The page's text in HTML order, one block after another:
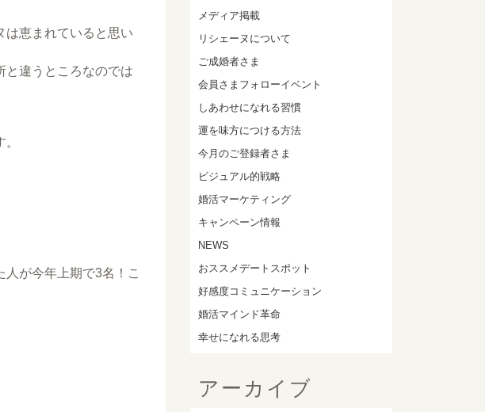
は恵まれていると思い
と違うところなのでは
が今年上期で3名！こ
メディア掲載
リシェーヌについて
ご成婚者さま
会員さまフォローイベント
しあわせになれる習慣
運を味方につける方法
今月のご登録者さま
ビジュアル的戦略
婚活マーケティング
キャンペーン情報
NEWS
おススメデートスポット
好感度コミュニケーション
婚活マインド革命
幸せになれる思考
アーカイブ